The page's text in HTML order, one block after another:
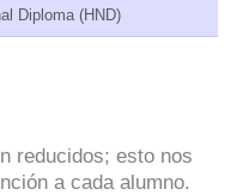
Diploma (HND)
reducidos; esto nos
a cada alumno.